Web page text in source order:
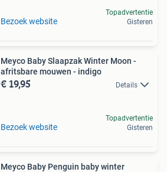
Bezoek website
Topadvertentie
Gisteren
Meyco Baby Slaapzak Winter Moon -
afritsbare mouwen - indigo
€ 19,95 Details
Bezoek website
Topadvertentie
Gisteren
Meyco Baby Penguin baby winter